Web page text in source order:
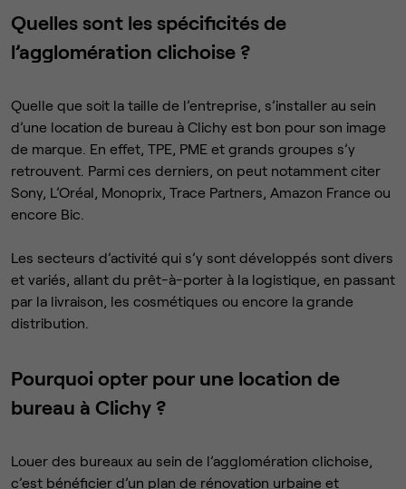
Quelles sont les spécificités de
l’agglomération clichoise ?
Quelle que soit la taille de l’entreprise, s’installer au sein
d’une location de bureau à Clichy est bon pour son image
de marque. En effet, TPE, PME et grands groupes s’y
retrouvent. Parmi ces derniers, on peut notamment citer
Sony, L’Oréal, Monoprix, Trace Partners, Amazon France ou
encore Bic.
Les secteurs d’activité qui s’y sont développés sont divers
et variés, allant du prêt-à-porter à la logistique, en passant
par la livraison, les cosmétiques ou encore la grande
distribution.
Pourquoi opter pour une location de
bureau à Clichy ?
Louer des bureaux au sein de l’agglomération clichoise,
c’est bénéficier d’un plan de rénovation urbaine et